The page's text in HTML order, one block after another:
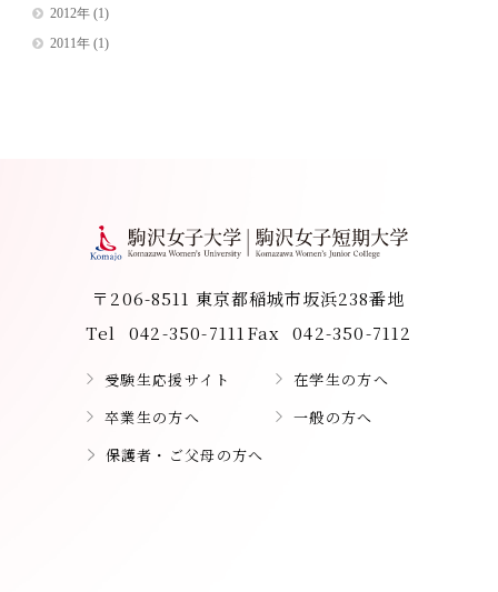
2012年(1)
2011年(1)
〒206-8511 東京都稲城市坂浜238番地
Tel
042-350-7111 Fax 042-350-7112
受験生応援サイト
在学生の方へ
卒業生の方へ
一般の方へ
保護者・ご父母の方へ